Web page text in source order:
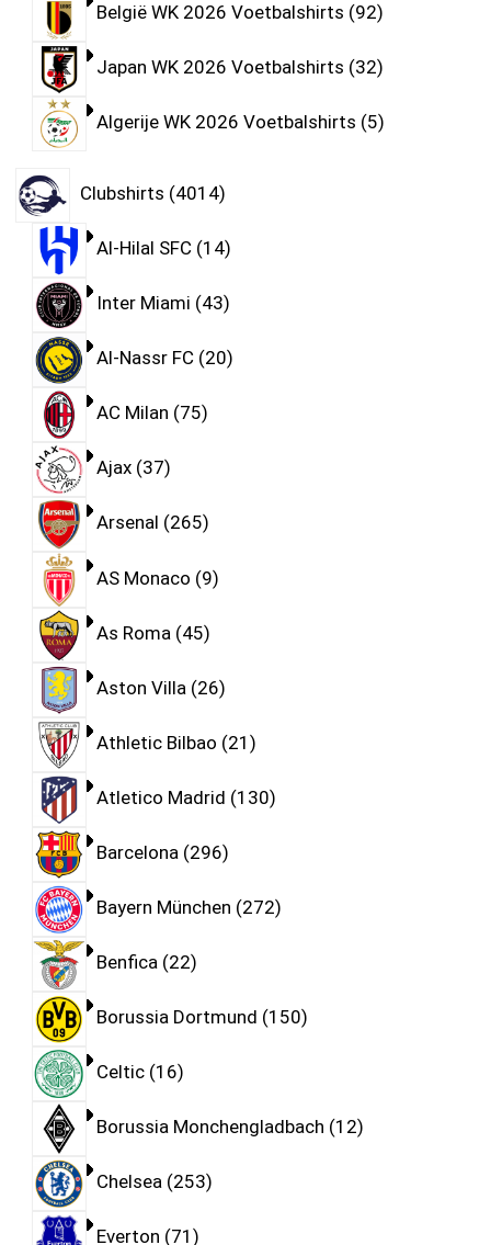
België WK 2026 Voetbalshirts 92
Japan WK 2026 Voetbalshirts 32
Algerije WK 2026 Voetbalshirts 5
Clubshirts 4014
Al-Hilal SFC 14
Inter Miami 43
Al-Nassr FC 20
AC Milan 75
Ajax 37
Arsenal 265
AS Monaco 9
As Roma 45
Aston Villa 26
Athletic Bilbao 21
Atletico Madrid 130
Barcelona 296
Bayern München 272
Benfica 22
Borussia Dortmund 150
Celtic 16
Borussia Monchengladbach 12
Chelsea 253
Everton 71